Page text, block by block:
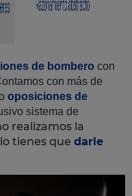
de bombero con
con más de
oposiciones de
sistema de
realizamos la
tienes que darle